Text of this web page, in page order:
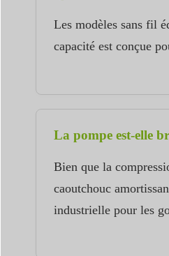
Les modèles sans fil
capacité est conçue
La pompe est-elle
Bien que la
caoutchouc
industrielle pour les